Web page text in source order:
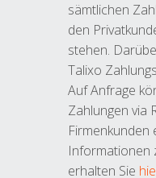
sämtlichen
den
stehen.
Talixo
Auf Anfrage
Zahlungen via
Firmenkunden
Informationen
erhalten Sie